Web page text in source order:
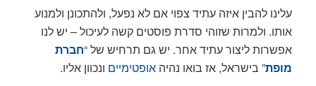
עלינו להבין איזה עתיד צפוי אם לא נפעל, ולהתכונן ולמנוע
אותו. ולמרות שזוהי סדרת פוסטים קשה לעיכול – יש לנו
אפשרות ליצור עתיד אחר. יש גם תרחיש של “חברת
מופת” בישראל, אז בואו נהיה אופטימיים ונכוון אליו.